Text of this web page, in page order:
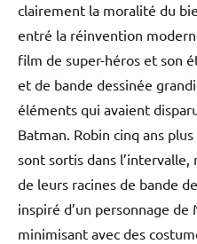
clairement la moralité du
entré la réinvention
film de super-héros et son
et de bande dessinée
éléments qui avaient
Batman. Robin cinq ans
sont sortis dans
de leurs racines de bande
inspiré d’un personnage
minimisant avec des